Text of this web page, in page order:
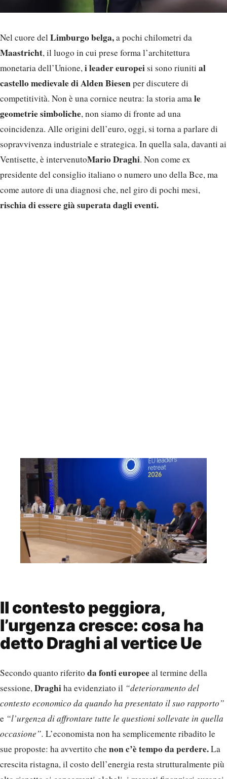
Nel cuore delLimburgo belga,a pochi chilometri da
Maastricht, il luogo in cui prese forma l’architettura
monetaria dell’Unione,i leader europeisi sono riuniti al
castello medievale di Alden Biesenper discutere di
competitività. Non è una cornice neutra: la storia amale
geometrie simboliche, non siamo di fronte ad una
coincidenza. Alle origini dell’euro, oggi, si torna a parlare di
sopravvivenza industriale e strategica. In quella sala, davanti ai
Ventisette, è intervenutoMario Draghi. Non come ex
presidente del consiglio italiano o numero uno della Bce, ma
come autore di una diagnosi che, nel giro di pochi mesi,
rischia di essere già superata dagli eventi.
Il contesto peggiora,
l’urgenza cresce: cosa ha
detto Draghi al vertice Ue
Secondo quanto riferito da fonti europeeal termine della
sessione,Draghiha evidenziato il “deterioramento del
contesto economico da quando ha presentato il suo rapporto”
e “l’urgenza di affrontare tutte le questioni sollevate in quella
occasione”. L’economista non ha semplicemente ribadito le
sue proposte: ha avvertito chenon c’è tempo da perdere.La
crescita ristagna, il costo dell’energia resta strutturalmente più